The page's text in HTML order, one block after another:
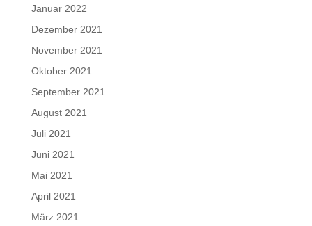
Januar 2022
Dezember 2021
November 2021
Oktober 2021
September 2021
August 2021
Juli 2021
Juni 2021
Mai 2021
April 2021
März 2021